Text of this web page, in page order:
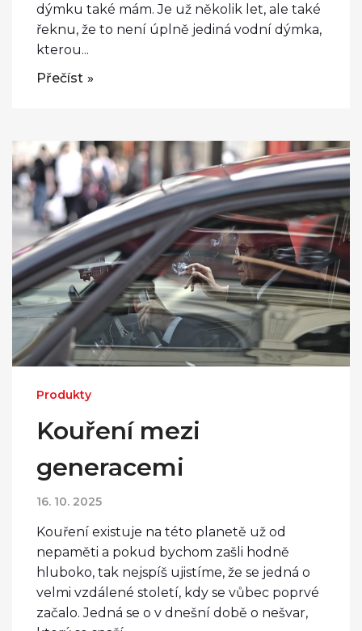
dýmku také mám. Je už několik let, ale také
řeknu, že to není úplně jediná vodní dýmka,
kterou...
Přečíst
Produkty
Kouření mezi
generacemi
16. 10. 2025
Kouření existuje na této planetě už od
nepaměti a pokud bychom zašli hodně
hluboko, tak nejspíš ujistíme, že se jedná o
velmi vzdálené století, kdy se vůbec poprvé
začalo. Jedná se o v dnešní době o nešvar,